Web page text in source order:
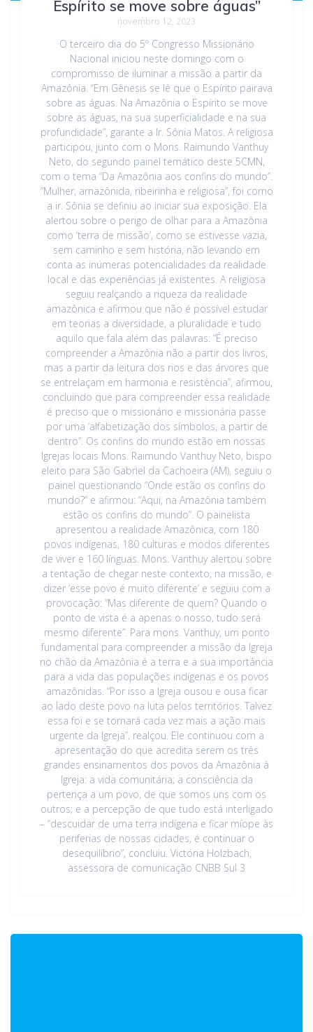
Espírito se move sobre águas”
novembro 12, 2023
O terceiro dia do 5º Congresso Missionário
Nacional iniciou neste domingo com o
compromisso de iluminar a missão a partir da
Amazônia. “Em Gênesis se lê que o Espírito pairava
sobre as águas. Na Amazônia o Espírito se move
sobre as águas, na sua superficialidade e na sua
profundidade”, garante a Ir. Sônia Matos. A religiosa
participou, junto com o Mons. Raimundo Vanthuy
Neto, do segundo painel temático deste 5CMN,
com o tema “Da Amazônia aos confins do mundo”.
“Mulher, amazônida, ribeirinha e religiosa”, foi como
a ir. Sônia se definiu ao iniciar sua exposição. Ela
alertou sobre o perigo de olhar para a Amazônia
como ‘terra de missão’, como se estivesse vazia,
sem caminho e sem história, não levando em
conta as inúmeras potencialidades da realidade
local e das experiências já existentes. A religiosa
seguiu realçando a riqueza da realidade
amazônica e afirmou que não é possível estudar
em teorias a diversidade, a pluralidade e tudo
aquilo que fala além das palavras: “É preciso
compreender a Amazônia não a partir dos livros,
mas a partir da leitura dos rios e das árvores que
se entrelaçam em harmonia e resistência”, afirmou,
concluindo que para compreender essa realidade
é preciso que o missionário e missionária passe
por uma ‘alfabetização dos símbolos, a partir de
dentro”. Os confins do mundo estão em nossas
Igrejas locais Mons. Raimundo Vanthuy Neto, bispo
eleito para São Gabriel da Cachoeira (AM), seguiu o
painel questionando “Onde estão os confins do
mundo?” e afirmou: “Aqui, na Amazônia também
estão os confins do mundo”. O painelista
apresentou a realidade Amazônica, com 180
povos indígenas, 180 culturas e modos diferentes
de viver e 160 línguas. Mons. Vanthuy alertou sobre
a tentação de chegar neste contexto, na missão, e
dizer ‘esse povo é muito diferente’ e seguiu com a
provocação: “Mas diferente de quem? Quando o
ponto de vista é a apenas o nosso, tudo será
mesmo diferente”. Para mons. Vanthuy, um ponto
fundamental para compreender a missão da Igreja
no chão da Amazônia é a terra e a sua importância
para a vida das populações indígenas e os povos
amazônidas. “Por isso a Igreja ousou e ousa ficar
ao lado deste povo na luta pelos territórios. Talvez
essa foi e se tornará cada vez mais a ação mais
urgente da Igreja”, realçou. Ele continuou com a
apresentação do que acredita serem os três
grandes ensinamentos dos povos da Amazônia à
Igreja: a vida comunitária; a consciência da
pertença a um povo, de que somos uns com os
outros; e a percepção de que tudo está interligado
– “descuidar de uma terra indígena e ficar míope às
periferias de nossas cidades, é continuar o
desequilíbrio”, concluiu. Victória Holzbach,
assessora de comunicação CNBB Sul 3